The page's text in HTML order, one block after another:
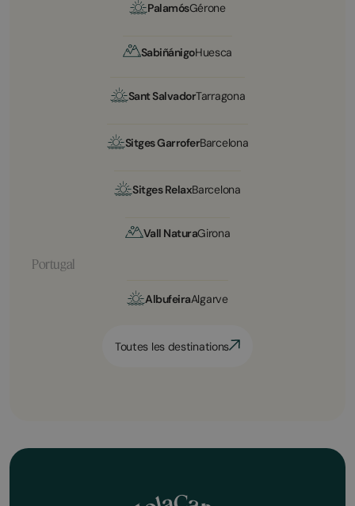
PalamósGérone
SabiñánigoHuesca
Sant SalvadorTarragona
Sitges GarroferBarcelona
Sitges RelaxBarcelona
Vall NaturaGirona
Portugal
AlbufeiraAlgarve
Toutes les destinations